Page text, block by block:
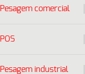
Pesagem comercial
POS
Pesagem industrial